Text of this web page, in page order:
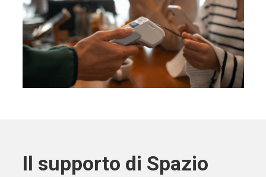
Il supporto di Spazio